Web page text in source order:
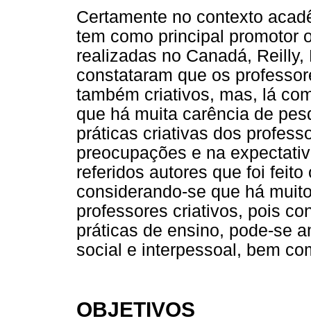
Certamente no contexto
tem como principal promotor
realizadas no Canadá,
constataram que os
também criativos, mas, lá
que há muita carência de
práticas criativas dos
preocupações e na
referidos autores que foi
considerando-se que há
professores criativos, pois
práticas de ensino, pode-se
social e interpessoal, bem
OBJETIVOS